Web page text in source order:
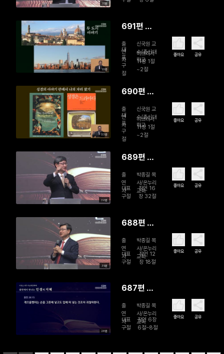
31분
22분
691편 기
관과 선교
적 비전(2)
출
연
자
신국원 교
수/총신대
학교
대
표
구
절
히브리서
11장 1절
~2절
좋아요 공유
23분
690편 기
관과 선교
적 비전(1)
출
연
자
신국원 교
수/총신대
학교
대
표
구
절
히브리서
11장 1절
~2절
좋아요 공유
36분
689편 분
리라
출
연
자
박종길 목
사/온누리
교회
대표
구절
잠언 16
장 32절
좋아요 공유
35분
688편 언
하라
출
연
자
박종길 목
사/온누리
교회
대표
구절
잠언 12
장 18절
좋아요 공유
28분
687편 끝
하라
출
연
자
박종길 목
사/온누리
교회
대표
구절
잠언 6장
6절~8절
좋아요 공유